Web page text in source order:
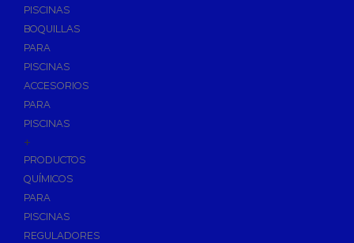
PISCINAS
BOQUILLAS
PARA
PISCINAS
ACCESORIOS
PARA
PISCINAS
+
PRODUCTOS
QUÍMICOS
PARA
PISCINAS
REGULADORES